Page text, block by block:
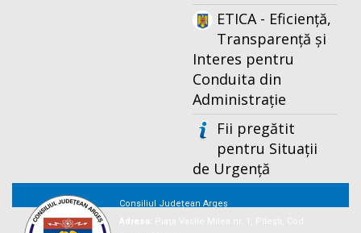
ETICA - Eficiență,
Transparență și
Interes pentru
Conduita din
Administrație
Fii pregătit
pentru Situații
de Urgență
Consiliul Județean Argeș